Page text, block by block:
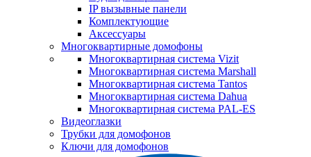
IP вызывные панели
Комплектующие
Аксессуары
Многоквартирные домофоны
Многоквартирная система Vizit
Многоквартирная система Marshall
Многоквартирная система Tantos
Многоквартирная система Dahua
Многоквартирная система PAL-ES
Видеоглазки
Трубки для домофонов
Ключи для домофонов